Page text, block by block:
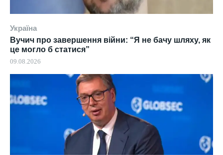
Україна
Вучич про завершення війни: “Я не бачу шляху, як
це могло б статися”
09.08.2026